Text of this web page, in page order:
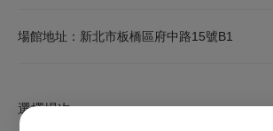
場館地址：新北市板橋區府中路15號B1
選擇場次